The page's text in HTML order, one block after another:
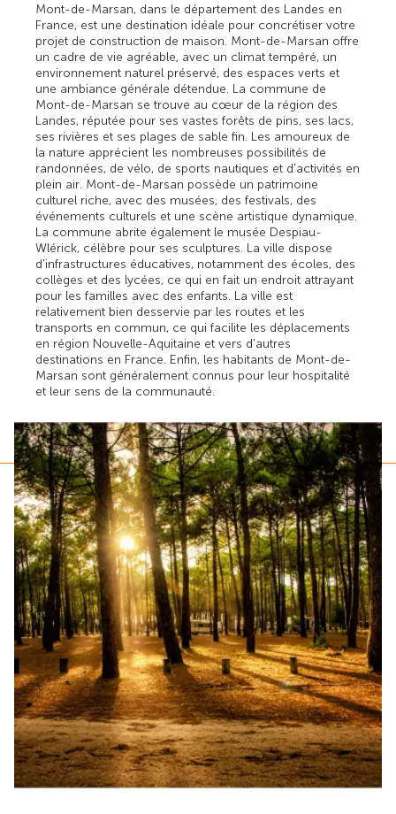
Mont-de-Marsan, dans le département des Landes en
France, est une destination idéale pour concrétiser votre
projet de construction de maison. Mont-de-Marsan offre
un cadre de vie agréable, avec un climat tempéré, un
environnement naturel préservé, des espaces verts et
une ambiance générale détendue. La commune de
Mont-de-Marsan se trouve au cœur de la région des
Landes, réputée pour ses vastes forêts de pins, ses lacs,
ses rivières et ses plages de sable fin. Les amoureux de
la nature apprécient les nombreuses possibilités de
randonnées, de vélo, de sports nautiques et d'activités en
plein air. Mont-de-Marsan possède un patrimoine
culturel riche, avec des musées, des festivals, des
événements culturels et une scène artistique dynamique.
La commune abrite également le musée Despiau-
Wlérick, célèbre pour ses sculptures. La ville dispose
d'infrastructures éducatives, notamment des écoles, des
collèges et des lycées, ce qui en fait un endroit attrayant
pour les familles avec des enfants. La ville est
relativement bien desservie par les routes et les
transports en commun, ce qui facilite les déplacements
en région Nouvelle-Aquitaine et vers d'autres
destinations en France. Enfin, les habitants de Mont-de-
Marsan sont généralement connus pour leur hospitalité
et leur sens de la communauté.